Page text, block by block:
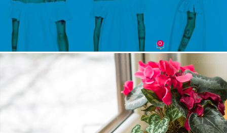
หอมดอก Cyclamen กลิ่นแห่งการลา
จาก
น้องน้ำหอม On 24/04/2018 0